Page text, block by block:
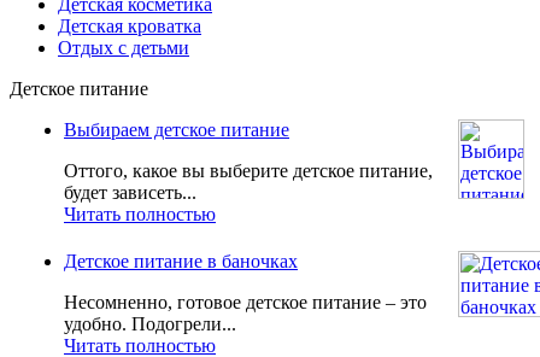
Детская кроватка
Отдых с детьми
Детское питание
Выбираем детское питание
Оттого, какое вы выберите детское питание,
будет зависеть...
Читать полностью
Детское питание в баночках
Несомненно, готовое детское питание – это
удобно. Подогрели...
Читать полностью